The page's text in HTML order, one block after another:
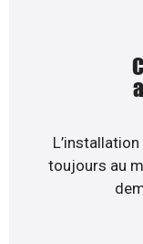
toujours au